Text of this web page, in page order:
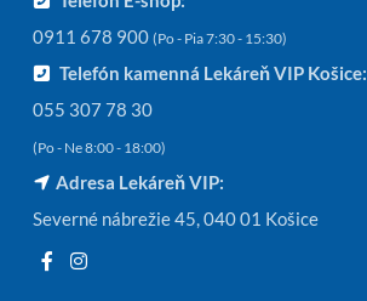
0911 678 900 (Po - Pia 7:30 - 15:30)
Telefón kamenná Lekáreň VIP Košice:
055 307 78 30
(Po - Ne 8:00 - 18:00)
Adresa Lekáreň VIP:
Severné nábrežie 45, 040 01 Košice